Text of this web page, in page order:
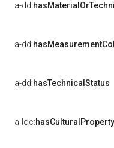
a-dd:
a-dd:
a-dd:hasTechnicalStatus
a-loc: